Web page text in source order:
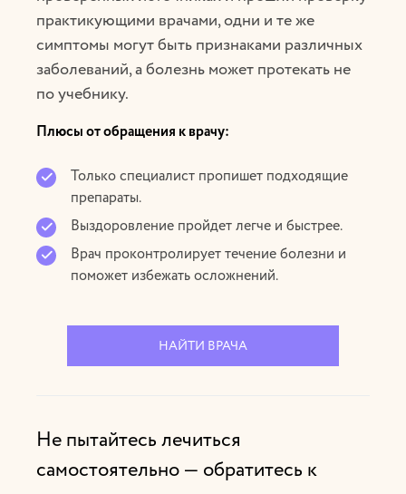
практикующими врачами, одни и те же
симптомы могут быть признаками различных
заболеваний, а болезнь может протекать не
по учебнику.
Плюсы от обращения к врачу:
Только специалист пропишет подходящие
препараты.
Выздоровление пройдет легче и быстрее.
Врач проконтролирует течение болезни и
поможет избежать осложнений.
НАЙТИ ВРАЧА
Не пытайтесь лечиться
самостоятельно — обратитесь к